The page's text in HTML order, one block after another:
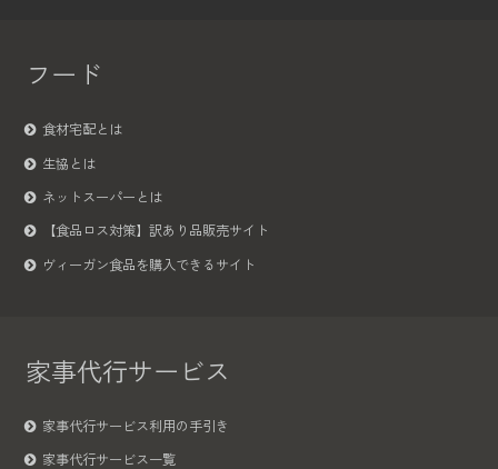
フード
食材宅配とは
生協とは
ネットスーパーとは
【食品ロス対策】訳あり品販売サイト
ヴィーガン食品を購入できるサイト
家事代行サービス
家事代行サービス利用の手引き
家事代行サービス一覧